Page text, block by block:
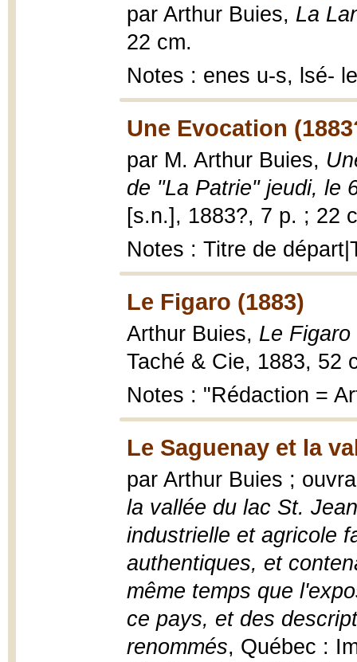
par Arthur Buies, La
22 cm.
Notes : enes u-s, lsé-
Une Evocation
par M. Arthur Buies,
de "La Patrie" jeudi, le
[s.n.], 1883?, 7 p. ; 22
Notes : Titre de
Le Figaro (1883)
Arthur Buies, Le
Taché & Cie, 1883, 52
Notes : "Rédaction =
Le Saguenay et la
par Arthur Buies ;
la vallée du lac St.
industrielle et agricole
authentiques, et
même temps que
ce pays, et des
renommés, Québec :